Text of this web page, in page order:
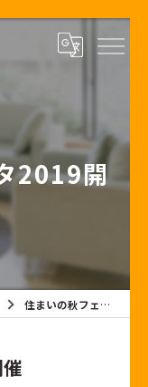
2019開
住まいの秋フェスタ2019開催